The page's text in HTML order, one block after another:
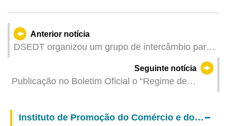
Anterior notícia
DSEDT organizou um grupo de intercâmbio para
Shandong a fim de reforçar a cooperação entre
jovens de Shandong e Macau em inovação e
empreendedorismo
Seguinte notícia
Publicação no Boletim Oficial o “Regime de
do próximo ano
Instituto de Promoção do Comércio e do Investimento